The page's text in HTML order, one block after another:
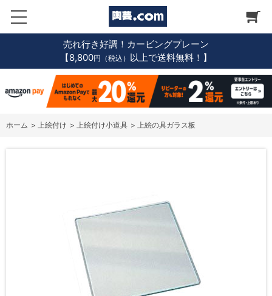
売れ行き好調！カービングプレーン
【8,800円（税込） 以上で送料無料！】
ホーム > 上絵付け > 上絵付け小道具 > 上絵の具ガラス板